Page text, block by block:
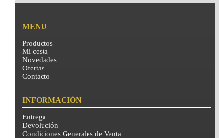
MENÚ
Productos
Mi cesta
Novedades
Ofertas
Contacto
INFORMACIÓN
Entrega
Devolución
Condiciones Generales de Venta